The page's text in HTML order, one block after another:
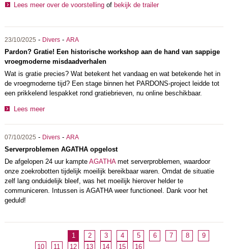
Lees meer over de voorstellingof bekijk de trailer
23/10/2025 - Divers- ARA
Pardon? Gratie! Een historische workshop aan de hand van sappige
vroegmoderne misdaadverhalen
Wat is gratie precies? Wat betekent het vandaag en wat betekende het in
de vroegmoderne tijd? Een stage binnen het PARDONS-project leidde tot
een prikkelend lespakket rond gratiebrieven, nu online beschikbaar.
Lees meer
07/10/2025 - Divers- ARA
Serverproblemen AGATHA opgelost
De afgelopen 24 uur kampte AGATHAmet serverproblemen, waardoor
onze zoekrobotten tijdelijk moeilijk bereikbaar waren. Omdat de situatie
zelf lang onduidelijk bleef, was het moeilijk hierover helder te
communiceren. Intussen is AGATHA weer functioneel. Dank voor het
geduld!
1 2 3 4 5 6 7 8
9
10
11 12 13 14 15 16